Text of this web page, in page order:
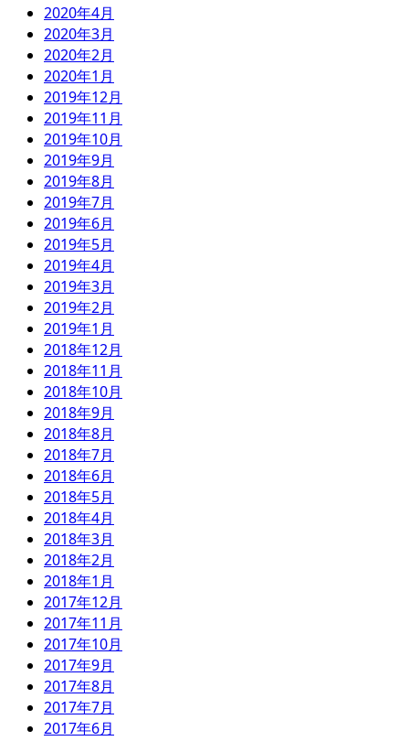
2020年4月
2020年3月
2020年2月
2020年1月
2019年12月
2019年11月
2019年10月
2019年9月
2019年8月
2019年7月
2019年6月
2019年5月
2019年4月
2019年3月
2019年2月
2019年1月
2018年12月
2018年11月
2018年10月
2018年9月
2018年8月
2018年7月
2018年6月
2018年5月
2018年4月
2018年3月
2018年2月
2018年1月
2017年12月
2017年11月
2017年10月
2017年9月
2017年8月
2017年7月
2017年6月